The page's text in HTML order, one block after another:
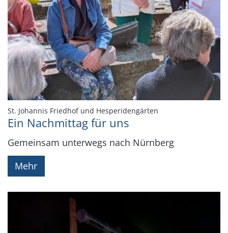
St. Johannis Friedhof und Hesperidengärten
Ein Nachmittag für uns
Gemeinsam unterwegs nach Nürnberg
Mehr